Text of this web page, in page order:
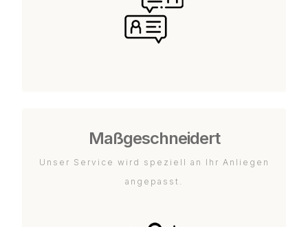
Maßgeschneidert
Unser Service wird speziell an Ihr Anliegen
angepasst.